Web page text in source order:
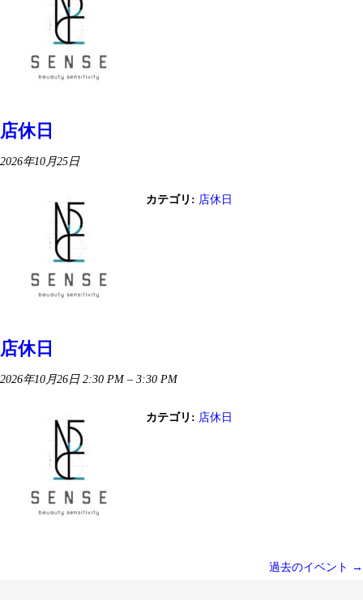
店休日
2026年10月25日
カテゴリ: 店休日
店休日
2026年10月26日 2:30 PM– 3:30 PM
カテゴリ: 店休日
過去のイベント →